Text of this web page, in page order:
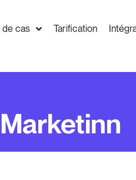
de cas Tarification
Marketinn